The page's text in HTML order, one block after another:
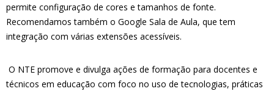
permite configuração de cores e tamanhos de fonte.
Recomendamos também o Google Sala de Aula, que tem
integração com várias extensões acessíveis.
O NTE promove e divulga ações de formação para docentes e
técnicos em educação com foco no uso de tecnologias, práticas